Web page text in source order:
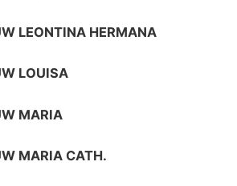
LEONTINA HERMANA
LOUISA
MARIA
MARIA CATH.